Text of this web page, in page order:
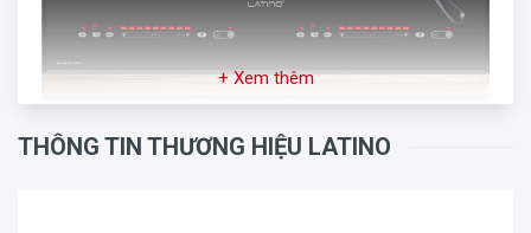
+ Xem thêm
THÔNG TIN THƯƠNG HIỆU LATINO